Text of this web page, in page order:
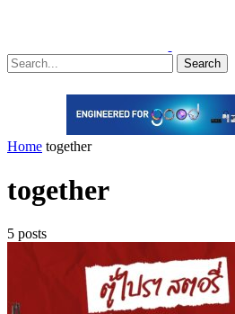
Search
Home together
together
5 posts